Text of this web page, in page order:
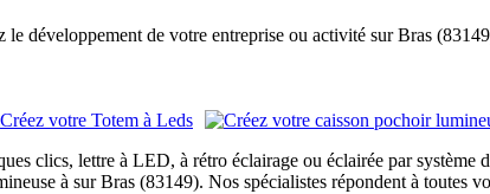
développement de votre entreprise ou activité sur Bras
clics, lettre à LED, à rétro éclairage ou éclairée par
à sur Bras (83149). Nos spécialistes répondent à toutes